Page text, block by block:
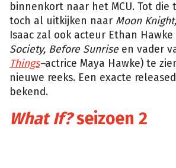
binnenkort naar het MCU. Tot die
toch al uitkijken naar Moon Knight,
Isaac zal ook acteur Ethan Hawke
Society, Before Sunriseen vader
Things–actrice Maya Hawke) te
nieuwe reeks. Een exacte
bekend.
What If?seizoen 2